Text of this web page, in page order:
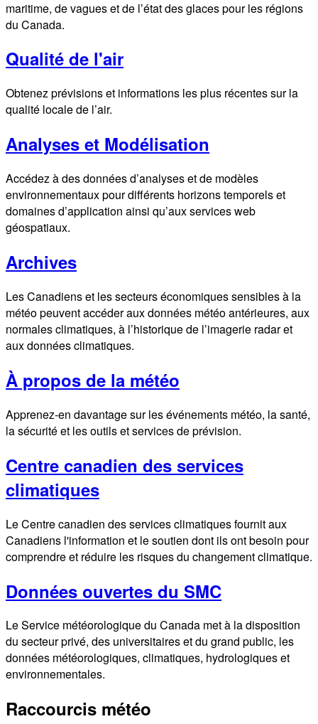
maritime, de vagues et de l’état des glaces pour les régions
du Canada.
Qualité de l'air
Obtenez prévisions et informations les plus récentes sur la
qualité locale de l’air.
Analyses et Modélisation
Accédez à des données d’analyses et de modèles
environnementaux pour différents horizons temporels et
domaines d’application ainsi qu’aux services web
géospatiaux.
Archives
Les Canadiens et les secteurs économiques sensibles à la
météo peuvent accéder aux données météo antérieures, aux
normales climatiques, à l’historique de l’imagerie radar et
aux données climatiques.
À propos de la météo
Apprenez-en davantage sur les événements météo, la santé,
la sécurité et les outils et services de prévision.
Centre canadien des services
climatiques
Le Centre canadien des services climatiques fournit aux
Canadiens l'information et le soutien dont ils ont besoin pour
comprendre et réduire les risques du changement climatique.
Données ouvertes du SMC
Le Service météorologique du Canada met à la disposition
du secteur privé, des universitaires et du grand public, les
données météorologiques, climatiques, hydrologiques et
environnementales.
Raccourcis météo